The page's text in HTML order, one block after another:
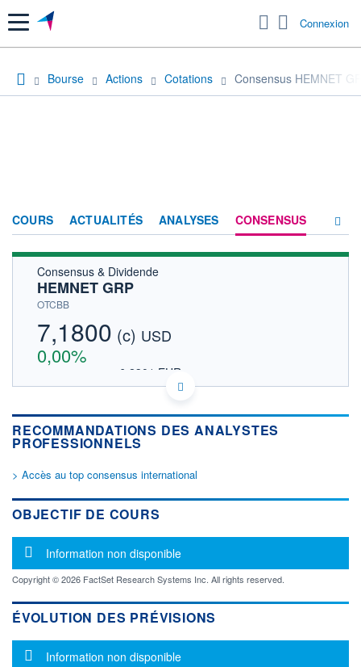
Menu Connexion
Bourse Actions Cotations Consensus HEMNET
COURS ACTUALITÉS ANALYSES CONSENSUS
Consensus & Dividende
HEMNET GRP
OTCBB
7,1800 (c) USD
0,00%
6,2301 EUR
DONNÉES TEMPS DIFFÉRÉ
Politique d'exécution
Cotation sur les autres places
OUVERTURE CLÔTURE VEILLE
0,0000
0
VALORISATION
LIMITE À LA
BAISSE
0,0000
LIMITE À LA
HAUSSE
0,0000
RECOMMANDATIONS DES ANALYSTES
PROFESSIONNELS
> Accès au top consensus international
OBJECTIF DE COURS
Message d'information
Information non disponible
Copyright © 2026 FactSet Research Systems Inc. All rights reserved.
ÉVOLUTION DES PRÉVISIONS
Message d'information
Information non disponible